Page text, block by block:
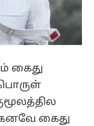
கைது
கைது